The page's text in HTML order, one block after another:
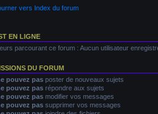
vers Index du forum
EN LIGNE
parcourant ce forum : Aucun utilisateur
DU FORUM
pouvez pasposter de nouveaux sujets
pouvez pasrépondre aux sujets
pouvez pasmodifier vos messages
pouvez passupprimer vos messages